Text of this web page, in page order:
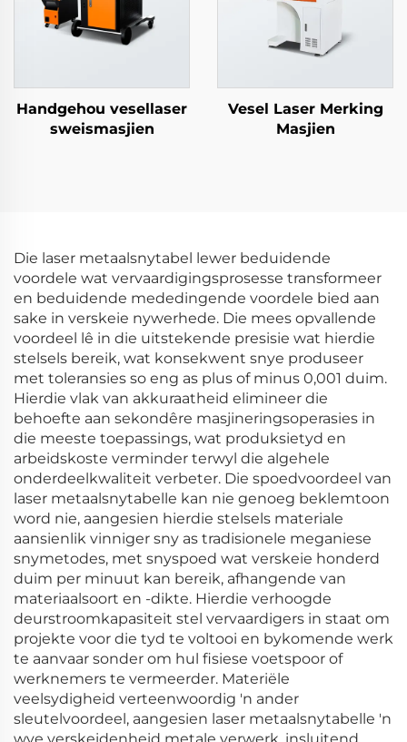
Handgehou vesellaser
sweismasjien
Vesel Laser Merking
Masjien
Die laser metaalsnytabel lewer beduidende
voordele wat vervaardigingsprosesse transformeer
en beduidende mededingende voordele bied aan
sake in verskeie nywerhede. Die mees opvallende
voordeel lê in die uitstekende presisie wat hierdie
stelsels bereik, wat konsekwent snye produseer
met toleransies so eng as plus of minus 0,001 duim.
Hierdie vlak van akkuraatheid elimineer die
behoefte aan sekondêre masjineringsoperasies in
die meeste toepassings, wat produksietyd en
arbeidskoste verminder terwyl die algehele
onderdeelkwaliteit verbeter. Die spoedvoordeel van
laser metaalsnytabelle kan nie genoeg beklemtoon
word nie, aangesien hierdie stelsels materiale
aansienlik vinniger sny as tradisionele meganiese
snymetodes, met snyspoed wat verskeie honderd
duim per minuut kan bereik, afhangende van
materiaalsoort en -dikte. Hierdie verhoogde
deurstroomkapasiteit stel vervaardigers in staat om
projekte voor die tyd te voltooi en bykomende werk
te aanvaar sonder om hul fisiese voetspoor of
werknemers te vermeerder. Materiële
veelsydigheid verteenwoordig 'n ander
sleutelvoordeel, aangesien laser metaalsnytabelle 'n